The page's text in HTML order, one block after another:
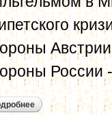
о мюнхенгрецкая